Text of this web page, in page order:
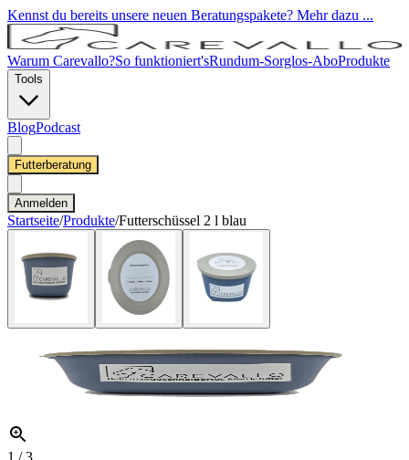
Kennst du bereits unsere neuen Beratungspakete? Mehr dazu ...
Warum Carevallo?So funktioniert'sRundum-Sorglos-AboProdukte
Tools
BlogPodcast
Futterberatung
Anmelden
Startseite/Produkte/Futterschüssel 2 l blau
1 /3